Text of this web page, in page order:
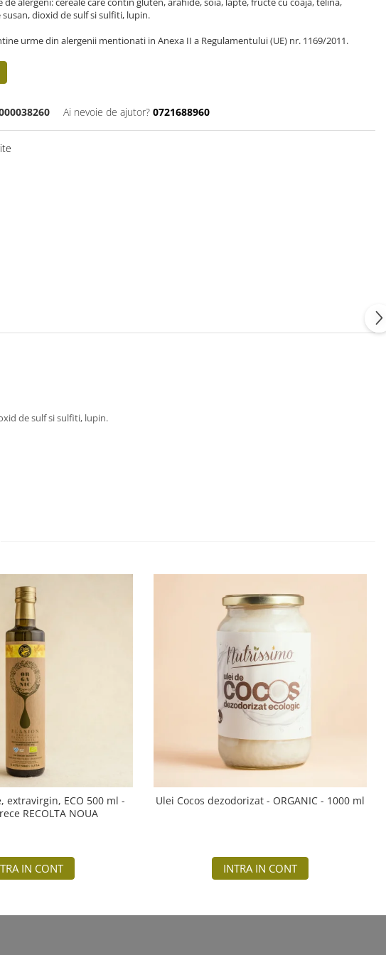
dioxid de sulf si sulfiti, lupin.
urme din alergenii mentionati in Anexa II a Regulamentului (UE) nr. 1169/2011.
Ai nevoie de ajutor? 0721688960
de sulf si sulfiti, lupin.
extravirgin, ECO 500 ml -
RECOLTA NOUA
IN CONT
Ulei Cocos dezodorizat - ORGANIC - 1000 ml
INTRA IN CONT